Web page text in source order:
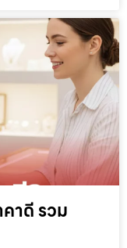
คาดี รวม